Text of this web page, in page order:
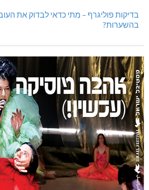
בדיקות פוליגרף – מתי כדאי לבדוק את
בהשערות?